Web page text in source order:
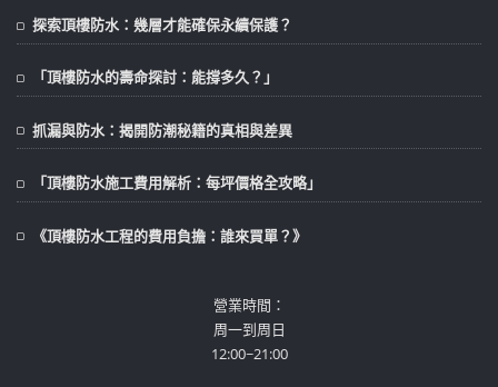
探索頂樓防水：幾層才能確保永續保護？
「頂樓防水的壽命探討：能撐多久？」
抓漏與防水：揭開防潮秘籍的真相與差異
「頂樓防水施工費用解析：每坪價格全攻略」
《頂樓防水工程的費用負擔：誰來買單？》
營業時間：
周一到周日
12:00~21:00